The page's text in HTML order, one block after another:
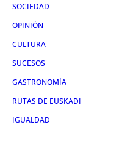
SOCIEDAD
OPINIÓN
CULTURA
SUCESOS
GASTRONOMÍA
RUTAS DE EUSKADI
IGUALDAD